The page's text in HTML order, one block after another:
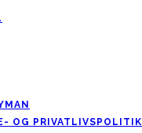
OG PRIVATLIVSPOLITIK